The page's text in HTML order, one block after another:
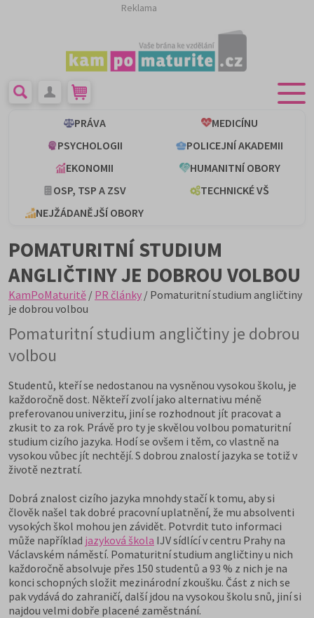
Reklama
PRÁVA
MEDICÍNU
PSYCHOLOGII
POLICEJNÍ AKADEMII
EKONOMII
HUMANITNÍ OBORY
OSP, TSP A ZSV
TECHNICKÉ VŠ
NEJŽÁDANĚJŠÍ OBORY
POMATURITNÍ STUDIUM
ANGLIČTINY JE DOBROU VOLBOU
KamPoMaturitě / PR články / Pomaturitní studium angličtiny
je dobrou volbou
Pomaturitní studium angličtiny je dobrou
volbou
Studentů, kteří se nedostanou na vysněnou vysokou školu, je
každoročně dost. Někteří zvolí jako alternativu méně
preferovanou univerzitu, jiní se rozhodnout jít pracovat a
zkusit to za rok. Právě pro ty je skvělou volbou pomaturitní
studium cizího jazyka. Hodí se ovšem i těm, co vlastně na
vysokou vůbec jít nechtějí. S dobrou znalostí jazyka se totiž v
životě neztratí.
Dobrá znalost cizího jazyka mnohdy stačí k tomu, aby si
člověk našel tak dobré pracovní uplatnění, že mu absolventi
vysokých škol mohou jen závidět. Potvrdit tuto informaci
může například jazyková škola IJV sídlící v centru Prahy na
Václavském náměstí. Pomaturitní studium angličtiny u nich
každoročně absolvuje přes 150 studentů a 93 % z nich je na
konci schopných složit mezinárodní zkoušku. Část z nich se
pak vydává do zahraničí, další jdou na vysokou školu snů, jiní si
najdou velmi dobře placené zaměstnání.